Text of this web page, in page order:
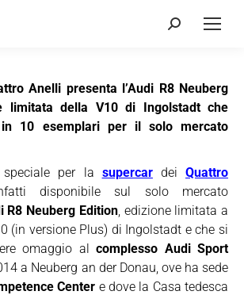
Cerca:
Anelli presenta l’Audi R8 Neuberg
limitata della V10 di Ingolstadt che
10 esemplari per il solo mercato
speciale per la supercardeiQuattro
disponibile sul solo mercato
R8 Neuberg Edition, edizione limitata a
(in versione Plus) di Ingolstadt e che si
omaggio alcomplesso Audi Sport
a Neuberg an der Donau, ove ha sede
Center e dove la Casa tedesca